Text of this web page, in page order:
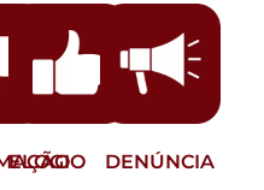
ELOGIO DENÚNCIA